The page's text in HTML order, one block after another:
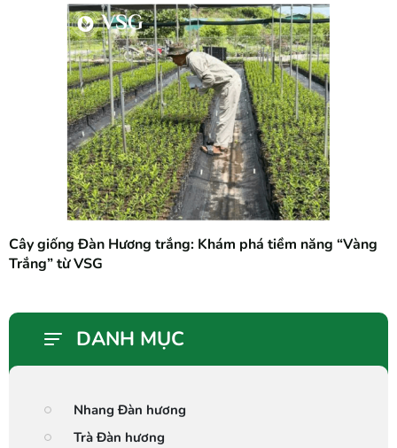
Cây giống Đàn Hương trắng: Khám phá tiềm năng “Vàng
Trắng” từ VSG
DANH MỤC
Nhang Đàn hương
Trà Đàn hương